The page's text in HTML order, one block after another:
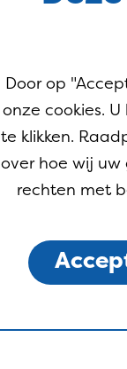
Door op
onze cookies.
te klikken.
over hoe wij uw
rechten met